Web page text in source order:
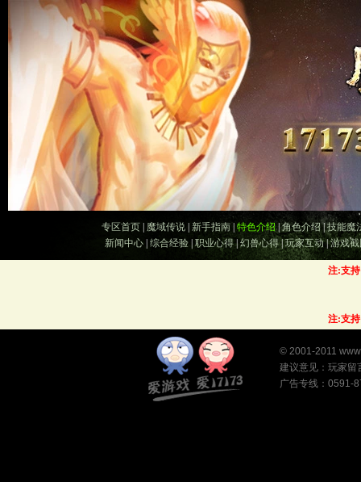
专区首页| 魔域传说| 新手指南| 特色介绍|角色介绍|技能魔
新闻中心 综合经验 |职业心得| 幻兽心得|玩家互动|游戏
注:支
注:支
© 2001-2011
建议意见： 玩家留
广告专线：